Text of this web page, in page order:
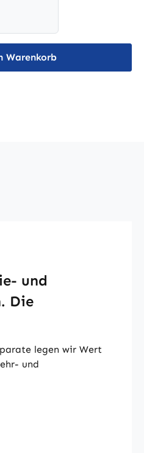
Wert
Warenkorb
und
Die
legen wir Wert
und